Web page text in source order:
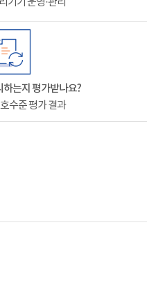
기기 운영·관리
는지 평가받나요?
수준 평가 결과